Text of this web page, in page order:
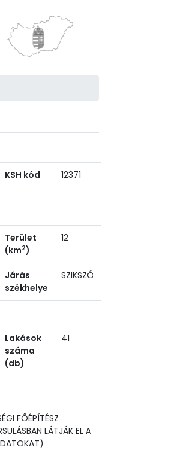
KSH kód 12371
Terület
(km2)
12
Járás
székhelye
SZIKSZÓ
Lakások
száma
(db)
41
FŐÉPÍTÉSZ
LÁTJÁK EL A